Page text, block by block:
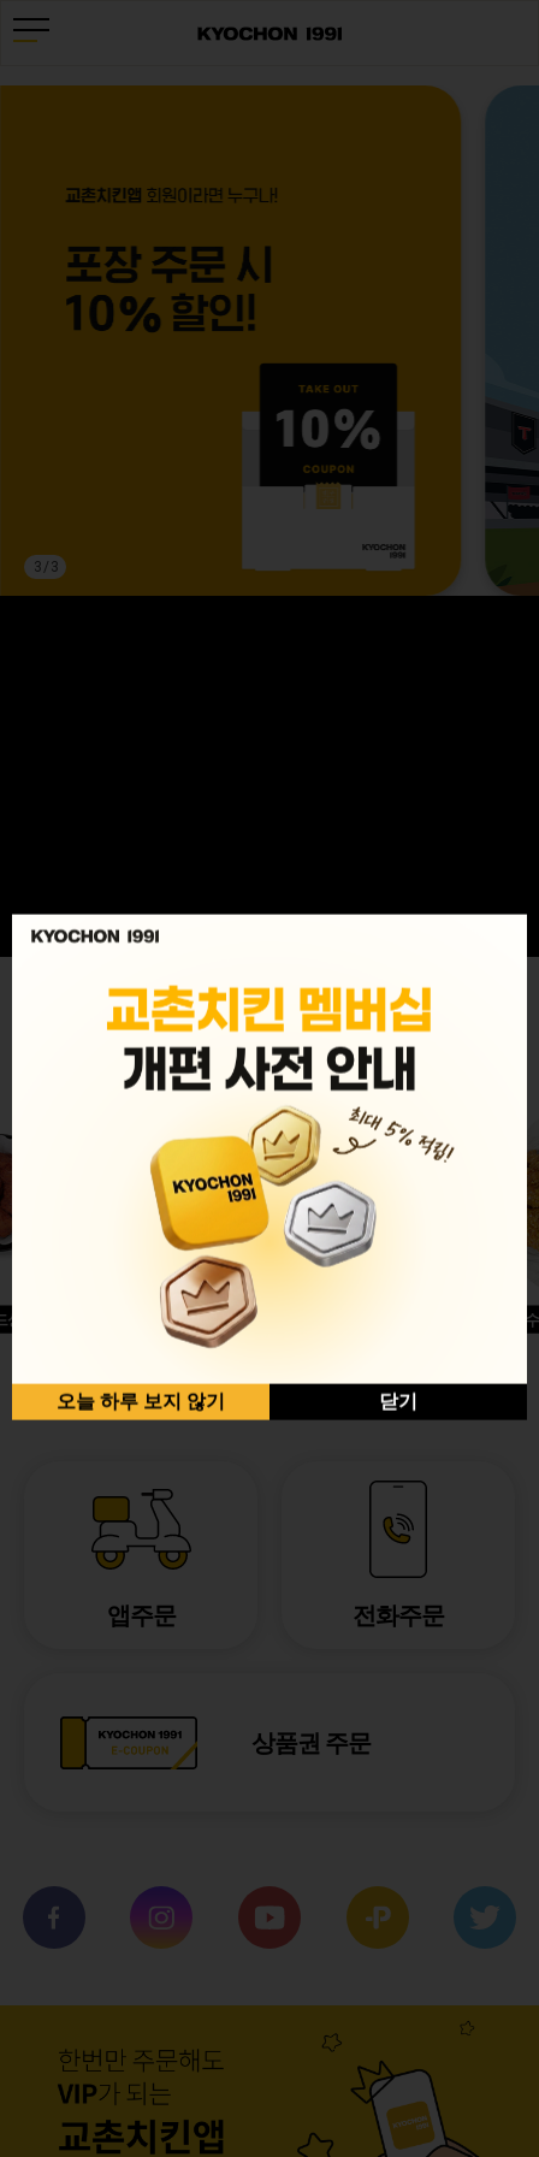
3/ 3
MENU
글윙
반반순살[레드+허니]
허니옥
앱주문 전화주문
상품권 주문
오늘 하루 보지 않기 닫기